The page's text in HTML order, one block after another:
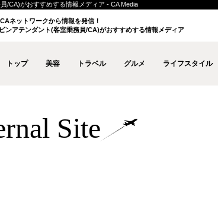
/CA)がおすすめする情報メディア - CA Media
ネットワークから情報を発信！
ンアテンダント(客室乗務員/CA)がおすすめする情報メディア
トップ 美容 トラベル グルメ ライフスタイル
Site